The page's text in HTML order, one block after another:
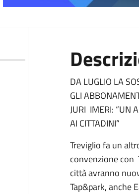
DA LUGLIO LA
GLI
JURI IMERI: “UN
AI CITTADINI”
Treviglio fa un
convenzione con
città avranno
Tap&park, anche